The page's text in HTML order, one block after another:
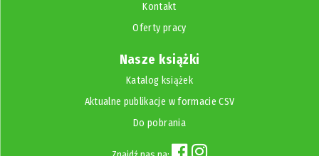
Kontakt
Oferty pracy
Nasze książki
Katalog książek
Aktualne publikacje w formacie CSV
Do pobrania